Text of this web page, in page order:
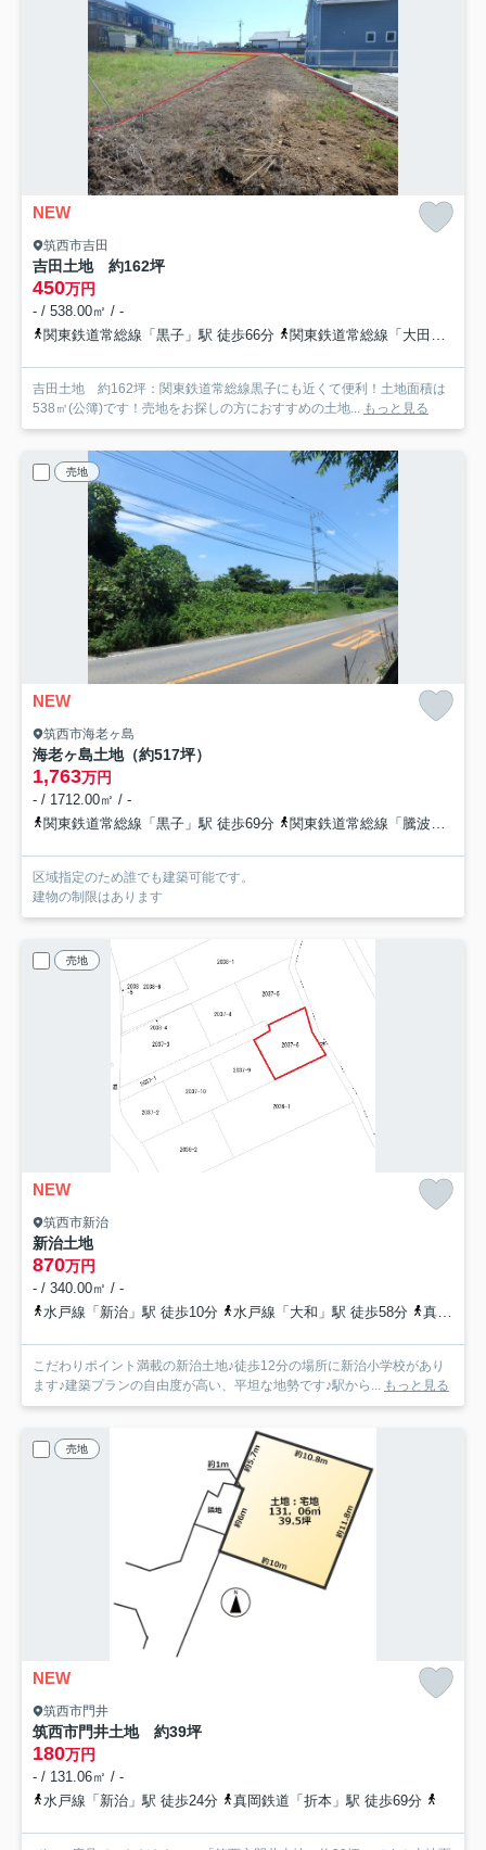
NEW
筑西市吉田
吉田土地 約162坪
450万円
- / 538.00㎡ / -
関東鉄道常総線「黒子」駅 徒歩66分
関東鉄道常総線「大田郷」駅 徒歩76分
吉田土地 約162坪：関東鉄道常総線黒子にも近くて便利！土地面積は
538㎡(公簿)です！売地をお探しの方におすすめの土地...
もっと見る
売地
NEW
筑西市海老ヶ島
海老ヶ島土地（約517坪）
1,763万円
- / 1712.00㎡ / -
関東鉄道常総線「黒子」駅 徒歩69分
関東鉄道常総線「騰波ノ江」駅 徒歩101分
区域指定のため誰でも建築可能です。
建物の制限はあります
売地
NEW
筑西市新治
新治土地
870万円
- / 340.00㎡ / -
水戸線「新治」駅 徒歩10分
水戸線「大和」駅 徒歩58分 真岡鉄道「折本」駅 徒歩91分
こだわりポイント満載の新治土地♪徒歩12分の場所に新治小学校があり
ます♪建築プランの自由度が高い、平坦な地勢です♪駅から...
もっと見る
売地
NEW
筑西市門井
筑西市門井土地 約39坪
180万円
- / 131.06㎡ / -
水戸線「新治」駅 徒歩24分
真岡鉄道「折本」駅 徒歩69分